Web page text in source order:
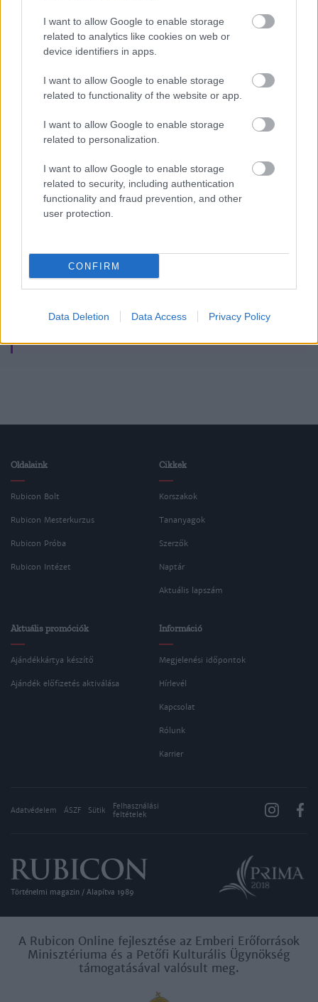
I want to allow Google to enable storage
related to analytics like cookies on web or
device identifiers in apps.
I want to allow Google to enable storage
related to functionality of the website or app.
I want to allow Google to enable storage
related to personalization.
I want to allow Google to enable storage
related to security, including authentication
functionality and fraud prevention, and other
user protection.
CONFIRM
Data Deletion Data Access Privacy Policy
Lapszám
1990/2.
Magyar történelem
A Habsburg újraberendezkedés kora (1686-
Oldalaink
Rubicon Bolt
Rubicon Mesterkurzus
Rubicon Próba
Rubicon Intézet
Cikkek
Korszakok
Tananyagok
Szerzők
Naptár
Aktuális lapszám
Aktuális promóciók
Ajándékkártya készítő
Ajándék előfizetés aktiválása
Információ
Megjelenési időpontok
Hírlevél
Kapcsolat
Rólunk
Karrier
Adatvédelem ÁSZF Sütik
Felhasználási
feltételek
Történelmi magazin / Alapítva 1989
A Rubicon Online fejlesztése az Emberi Erőforrások
Minisztériuma és a Petőfi Kulturális Ügynökség
támogatásával valósult meg.